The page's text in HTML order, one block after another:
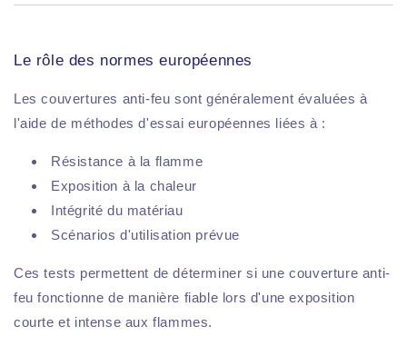
Le rôle des normes européennes
Les couvertures anti-feu sont généralement évaluées à
l'aide de méthodes d'essai européennes liées à :
Résistance à la flamme
Exposition à la chaleur
Intégrité du matériau
Scénarios d'utilisation prévue
Ces tests permettent de déterminer si une couverture anti-
feu fonctionne de manière fiable lors d'une exposition
courte et intense aux flammes.